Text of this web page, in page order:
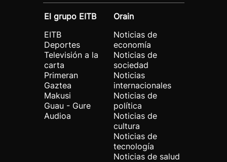
El grupo EITB
EITB
Deportes
Televisión a la
carta
Primeran
Gaztea
Makusi
Guau - Gure
Audioa
Orain
Noticias de
economía
Noticias de
sociedad
Noticias
internacionales
Noticias de
política
Noticias de
cultura
Noticias de
tecnología
Noticias de salud